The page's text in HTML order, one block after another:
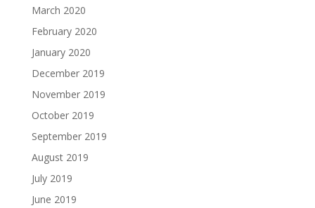
March 2020
February 2020
January 2020
December 2019
November 2019
October 2019
September 2019
August 2019
July 2019
June 2019